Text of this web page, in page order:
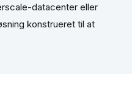
datacenter eller
konstrueret til at